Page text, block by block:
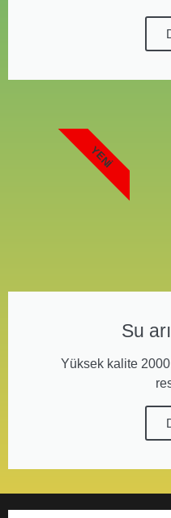
Su
Yüksek kalite
YENI